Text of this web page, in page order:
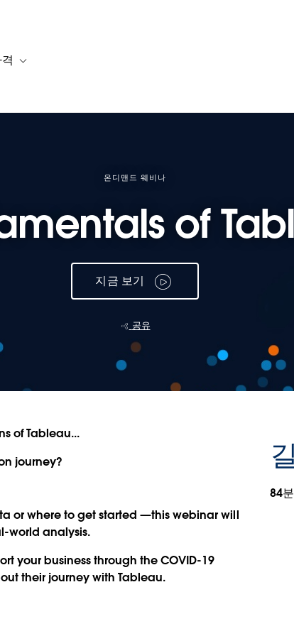
for 리소스
Toggle sub-navigation for 계획 및 가격
온디맨드 웨비나
of
지금 보기
공유
of Tableau...
journey?
or where to get started —this webinar will
world analysis.
your business through the COVID-19
their journey with Tableau.
84분